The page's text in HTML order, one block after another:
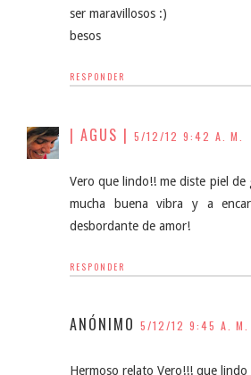
ser maravillosos :)
besos
RESPONDER
| AGUS | 5/12/12 9:42 A. M.
Vero que lindo!! me diste piel de
mucha buena vibra y a
desbordante de amor!
RESPONDER
ANÓNIMO 5/12/12 9:45 A. M.
Hermoso relato Vero!!! que lindo